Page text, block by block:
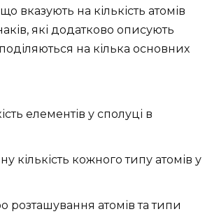
вказують на кількість атомів
які додатково описують
на кілька основних
елементів у сполуці в
кількість кожного типу атомів у
розташування атомів та типи